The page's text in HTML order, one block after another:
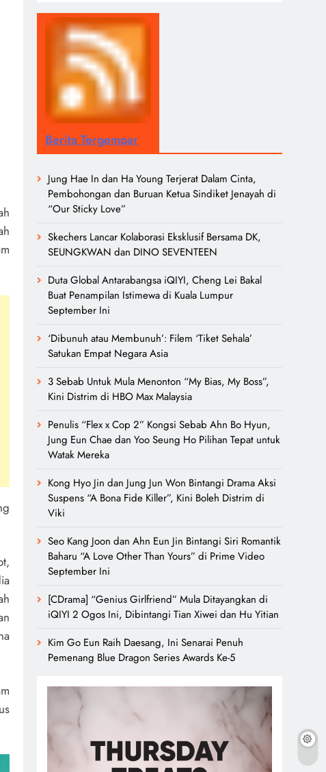
Berita Tergempar
Jung Hae In dan Ha Young Terjerat Dalam Cinta,
Pembohongan dan Buruan Ketua Sindiket Jenayah di
“Our Sticky Love”
Skechers Lancar Kolaborasi Eksklusif Bersama DK,
SEUNGKWAN dan DINO SEVENTEEN
Duta Global Antarabangsa iQIYI, Cheng Lei Bakal
Buat Penampilan Istimewa di Kuala Lumpur
September Ini
‘Dibunuh atau Membunuh’: Filem ‘Tiket Sehala’
Satukan Empat Negara Asia
3 Sebab Untuk Mula Menonton “My Bias, My Boss”,
Kini Distrim di HBO Max Malaysia
Penulis “Flex x Cop 2” Kongsi Sebab Ahn Bo Hyun,
Jung Eun Chae dan Yoo Seung Ho Pilihan Tepat untuk
Watak Mereka
Kong Hyo Jin dan Jung Jun Won Bintangi Drama Aksi
Suspens “A Bona Fide Killer”, Kini Boleh Distrim di
Viki
Seo Kang Joon dan Ahn Eun Jin Bintangi Siri Romantik
Baharu “A Love Other Than Yours” di Prime Video
September Ini
[CDrama] “Genius Girlfriend” Mula Ditayangkan di
iQIYI 2 Ogos Ini, Dibintangi Tian Xiwei dan Hu Yitian
Kim Go Eun Raih Daesang, Ini Senarai Penuh
Pemenang Blue Dragon Series Awards Ke-5